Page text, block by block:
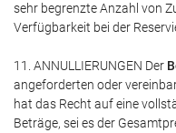
sehr begrenzte Anzahl von
Verfügbarkeit bei der
11. ANNULLIERUNGEN Der
angeforderten oder
hat das Recht auf eine
Beträge, sei es der